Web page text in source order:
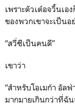
เพราะตัวเต๋อจวิ้นเอ
ของพวกเขาจะเป็นอ
“สวี่ซีเป็นคนดี”
เขาว่า
“สำหรับโอเมก้า อัล
มากมายเกินกว่าที่ฉั